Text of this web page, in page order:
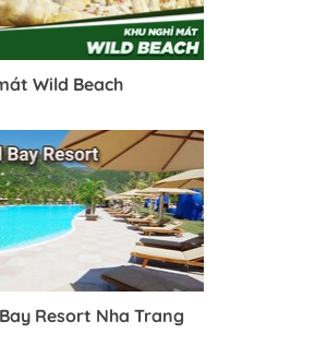
Wild Beach
Resort Nha Trang